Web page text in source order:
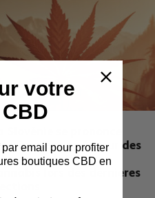
en faveur des
relatives au
lors des dernières
votre
email pour profiter
boutiques CBD en